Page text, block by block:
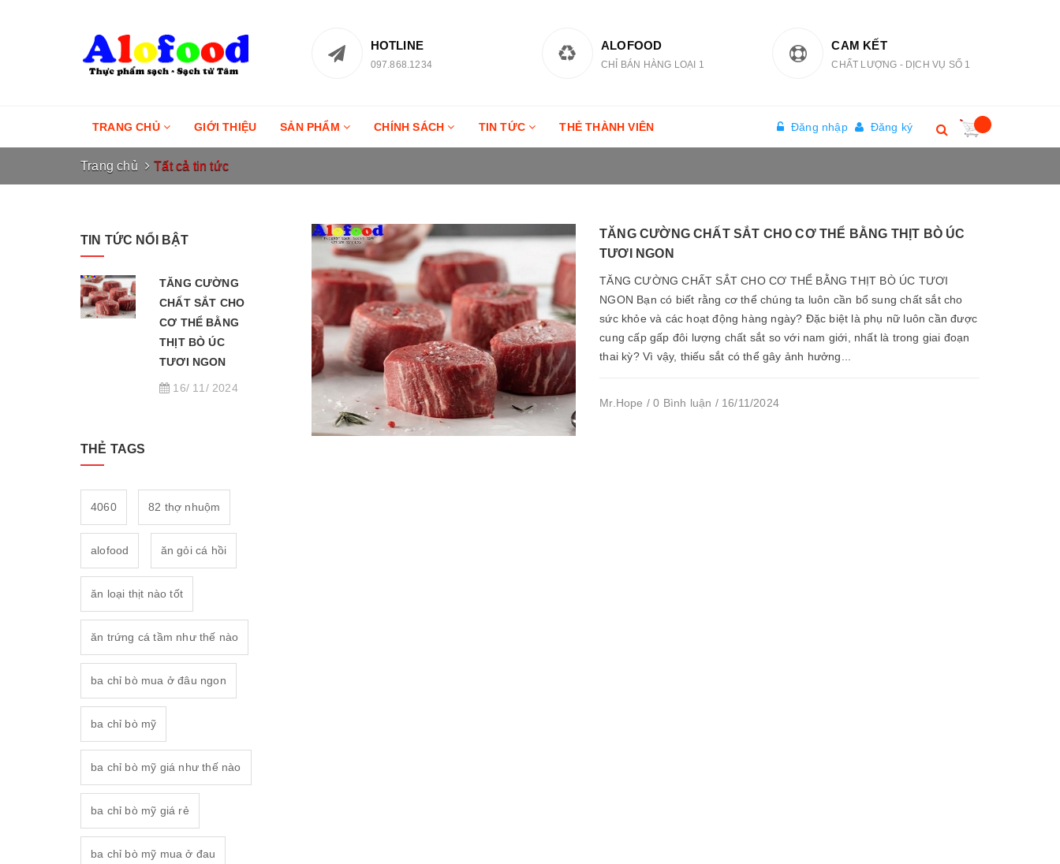
HOTLINE
097.868.1234
ALOFOOD
CHỈ BÁN HÀNG LOẠI 1
CAM KẾT
CHẤT LƯỢNG - DỊCH VỤ SỐ 1
TRANG CHỦ GIỚI THIỆU SẢN PHẨM CHÍNH SÁCH TIN TỨC THẺ THÀNH VIÊN Đăng nhập Đăng ký
Trang chủ Tất cả tin tức
TĂNG CƯỜNG CHẤT SẮT CHO CƠ THỂ BẰNG THỊT BÒ ÚC
TƯƠI NGON
TĂNG CƯỜNG CHẤT SẮT CHO CƠ THỂ BẰNG THỊT BÒ ÚC TƯƠI
NGON Bạn có biết rằng cơ thể chúng ta luôn cần bổ sung chất sắt cho
sức khỏe và các hoạt động hàng ngày? Đặc biệt là phụ nữ luôn cần được
cung cấp gấp đôi lượng chất sắt so với nam giới, nhất là trong giai đoạn
thai kỳ? Vì vậy, thiếu sắt có thể gây ảnh hưởng...
Mr.Hope / 0 Bình luận / 16/11/2024
TIN TỨC NỔI BẬT
TĂNG CƯỜNG
CHẤT SẮT CHO
CƠ THỂ BẰNG
THỊT BÒ ÚC
TƯƠI NGON
16/ 11/ 2024
THẺ TAGS
4060 82 thợ nhuộm
alofood ăn gỏi cá hồi
ăn loại thịt nào tốt
ăn trứng cá tầm như thế nào
ba chỉ bò mua ở đâu ngon
ba chỉ bò mỹ
ba chỉ bò mỹ giá như thế nào
ba chỉ bò mỹ giá rẻ
ba chỉ bò mỹ mua ở đau